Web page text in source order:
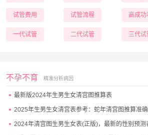
试管费用 试管流程 高成功
一代试管 二代试管 三代试
不孕不育 精准分析病因
最新版2024年生男生女清宫图推算表
2025年生男生女清宫表参考：蛇年清宫图推算准确
2024年清宫图生男生女表(正版)，最新的性别预测